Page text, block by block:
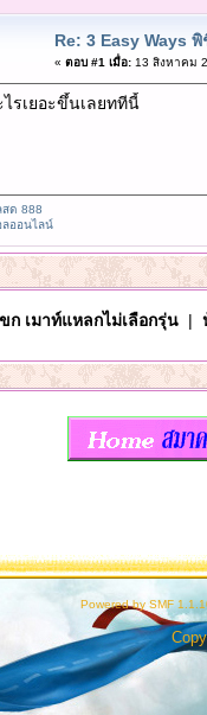
Re: 3 Easy Ways พิ
« ตอบ #1 เมื่อ:13 สิงหาคม
ไรเยอะขึ้นเลยททีนี้
สด 888
ลออนไลน์
ก เมาท์แหลกไม่เลือกรุ่น|
Powered by SMF